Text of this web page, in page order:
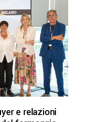
e relazioni